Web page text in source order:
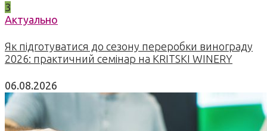
3
Актуально
Як підготуватися до сезону переробки винограду
2026: практичний семінар на KRITSKI WINERY
06.08.2026